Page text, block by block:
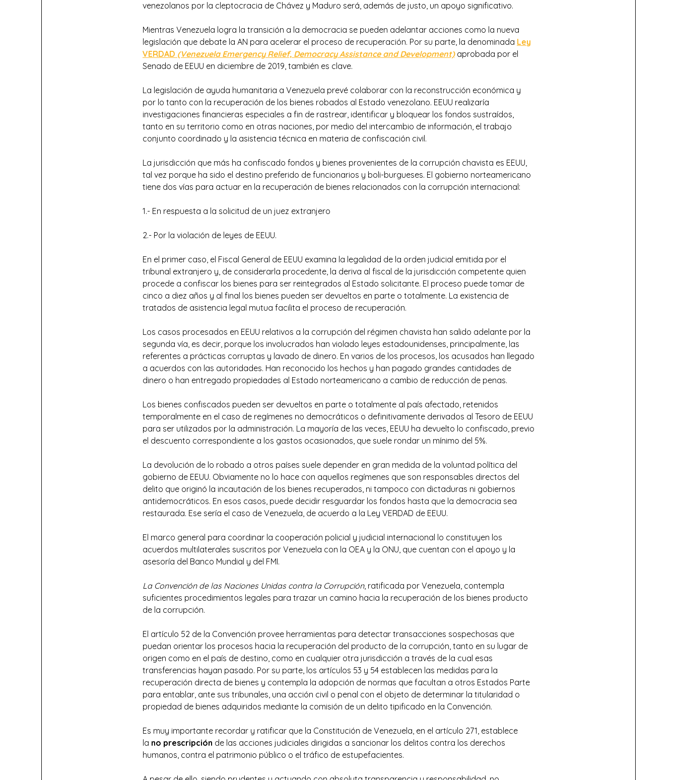
venezolanos por la cleptocracia de Chávez y Maduro será, además de justo, un apoyo significativo.
Mientras Venezuela logra la transición a la democracia se pueden adelantar acciones como la nueva
legislación que debate la AN para acelerar el proceso de recuperación. Por su parte, la denominada Ley
VERDAD (Venezuela Emergency Relief, Democracy Assistance and Development)aprobada por el
Senado de EEUU en diciembre de 2019, también es clave.
La legislación de ayuda humanitaria a Venezuela prevé colaborar con la reconstrucción económica y
por lo tanto con la recuperación de los bienes robados al Estado venezolano. EEUU realizaría
investigaciones financieras especiales a fin de rastrear, identificar y bloquear los fondos sustraídos,
tanto en su territorio como en otras naciones, por medio del intercambio de información, el trabajo
conjunto coordinado y la asistencia técnica en materia de confiscación civil.
La jurisdicción que más ha confiscado fondos y bienes provenientes de la corrupción chavista es EEUU,
tal vez porque ha sido el destino preferido de funcionarios y boli-burgueses. El gobierno norteamericano
tiene dos vías para actuar en la recuperación de bienes relacionados con la corrupción internacional:
1.- En respuesta a la solicitud de un juez extranjero
2.- Por la violación de leyes de EEUU.
En el primer caso, el Fiscal General de EEUU examina la legalidad de la orden judicial emitida por el
tribunal extranjero y, de considerarla procedente, la deriva al fiscal de la jurisdicción competente quien
procede a confiscar los bienes para ser reintegrados al Estado solicitante. El proceso puede tomar de
cinco a diez años y al final los bienes pueden ser devueltos en parte o totalmente. La existencia de
tratados de asistencia legal mutua facilita el proceso de recuperación.
Los casos procesados en EEUU relativos a la corrupción del régimen chavista han salido adelante por la
segunda vía, es decir, porque los involucrados han violado leyes estadounidenses, principalmente, las
referentes a prácticas corruptas y lavado de dinero. En varios de los procesos, los acusados han llegado
a acuerdos con las autoridades. Han reconocido los hechos y han pagado grandes cantidades de
dinero o han entregado propiedades al Estado norteamericano a cambio de reducción de penas.
Los bienes confiscados pueden ser devueltos en parte o totalmente al país afectado, retenidos
temporalmente en el caso de regímenes no democráticos o definitivamente derivados al Tesoro de EEUU
para ser utilizados por la administración. La mayoría de las veces, EEUU ha devuelto lo confiscado, previo
el descuento correspondiente a los gastos ocasionados, que suele rondar un mínimo del 5%.
La devolución de lo robado a otros países suele depender en gran medida de la voluntad política del
gobierno de EEUU. Obviamente no lo hace con aquellos regímenes que son responsables directos del
delito que originó la incautación de los bienes recuperados, ni tampoco con dictaduras ni gobiernos
antidemocráticos. En esos casos, puede decidir resguardar los fondos hasta que la democracia sea
restaurada. Ese sería el caso de Venezuela, de acuerdo a la Ley VERDAD de EEUU.
El marco general para coordinar la cooperación policial y judicial internacional lo constituyen los
acuerdos multilaterales suscritos por Venezuela con la OEA y la ONU, que cuentan con el apoyo y la
asesoría del Banco Mundial y del FMI.
La Convención de las Naciones Unidas contra la Corrupción, ratificada por Venezuela, contempla
suficientes procedimientos legales para trazar un camino hacia la recuperación de los bienes producto
de la corrupción.
El artículo 52 de la Convención provee herramientas para detectar transacciones sospechosas que
puedan orientar los procesos hacia la recuperación del producto de la corrupción, tanto en su lugar de
origen como en el país de destino, como en cualquier otra jurisdicción a través de la cual esas
transferencias hayan pasado. Por su parte, los artículos 53 y 54 establecen las medidas para la
recuperación directa de bienes y contempla la adopción de normas que facultan a otros Estados Parte
para entablar, ante sus tribunales, una acción civil o penal con el objeto de determinar la titularidad o
propiedad de bienes adquiridos mediante la comisión de un delito tipificado en la Convención.
Es muy importante recordar y ratificar que la Constitución de Venezuela, en el artículo 271, establece
la no prescripción de las acciones judiciales dirigidas a sancionar los delitos contra los derechos
humanos, contra el patrimonio público o el tráfico de estupefacientes.